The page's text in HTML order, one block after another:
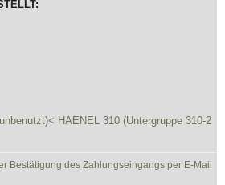
HAENEL 310 (Untergruppe 310-2
Bestätigung des Zahlungseingangs per E-Mail